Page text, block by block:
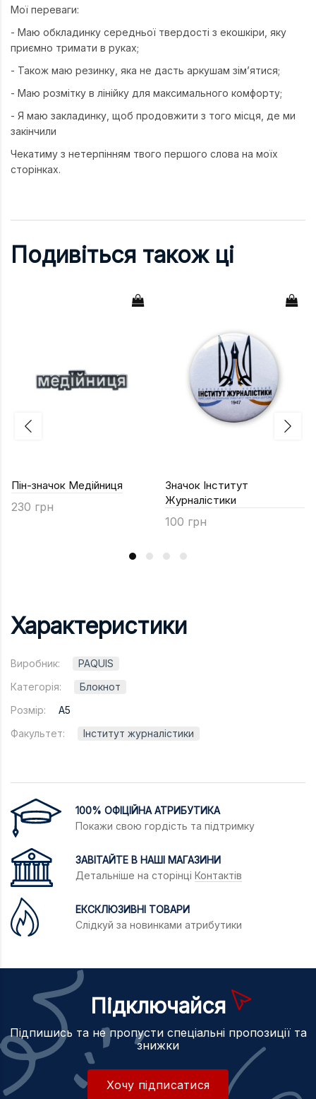
Мої переваги:
- Маю обкладинку середньої твердості з екошкіри, яку
приємно тримати в руках;
- Також маю резинку, яка не дасть аркушам зім’ятися;
- Маю розмітку в лінійку для максимального комфорту;
- Я маю закладинку, щоб продовжити з того місця, де ми
закінчили
Чекатиму з нетерпінням твого першого слова на моїх
сторінках.
Подивіться також ці
Пін-значок Медійниця
230 грн
Значок Інститут
Журналістики
100 грн
Характеристики
Виробник:
PAQUIS
Категорія:
Блокнот
Розмір:
A5
Факультет:
Інститут журналістики
100% ОФІЦІЙНА АТРИБУТИКА
Покажи свою гордість та підтримку
ЗАВІТАЙТЕ В НАШІ МАГАЗИНИ
Детальніше на сторінці Контактів
ЕКСКЛЮЗИВНІ ТОВАРИ
Слідкуй за новинками атрибутики
Підключайся
Підпишись та не пропусти спеціальні пропозиції та
знижки
Хочу підписатися